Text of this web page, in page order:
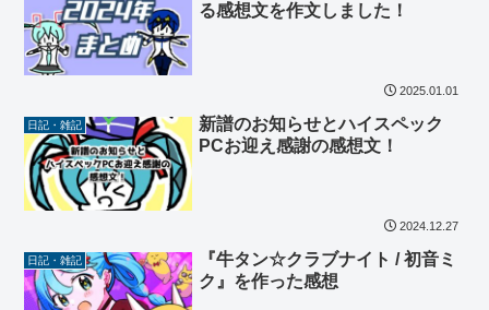
る感想文を作文しました！
2025.01.01
日記・雑記
新譜のお知らせとハイスペック
PCお迎え感謝の感想文！
2024.12.27
日記・雑記
『牛タン☆クラブナイト / 初音ミ
ク』を作った感想